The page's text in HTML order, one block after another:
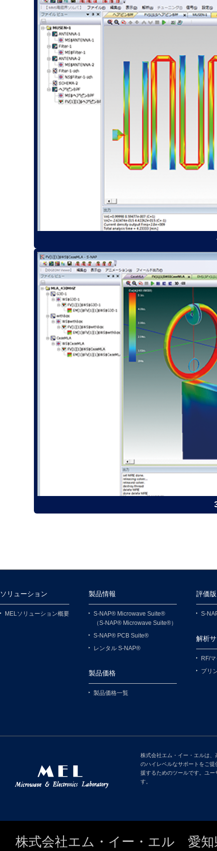
ソリューション
MELソリューション概要
製品情報
S-NAP® Microwave Suite®
（S-NAP® Microwave Suite®）
S-NAP® PCB Suite®
レンタル S-NAP®
製品価格
製品価格一覧
評価
S-
解析
RF/
プリ
株式会社エム・イー・エルは
のハイレベルなサポートをご
援するためのツールです。ユ
す。
株式会社エム・イー・エル 愛